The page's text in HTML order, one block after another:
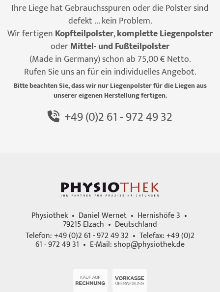
Ihre Liege hat Gebrauchsspuren oder die Polster sind
defekt ... kein Problem.
Wir fertigen Kopfteilpolster,komplette Liegenpolster
oderMittel- und Fußteilpolster
(Made in Germany) schon ab 75,00 € Netto.
Rufen Sie uns an für ein individuelles Angebot.
Bitte beachten Sie, dass wir nur Liegenpolster für die Liegen aus
unserer eigenen Herstellung fertigen.
+49 (0)2 61 - 972 49 32
Physiothek • Daniel Wernet • Hernishöfe 3 •
79215 Elzach • Deutschland
Telefon: +49 (0)2 61 - 972 49 32 • Telefax: +49 (0)2
61 - 972 49 31 • E-Mail:shop@physiothek.de